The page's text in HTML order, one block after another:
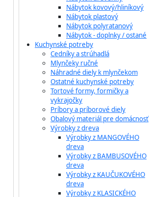
Nábytok kovový/hliníkový
Nábytok plastový
Nábytok polyratanový
Nábytok - doplnky / ostané
Kuchynské potreby
Cedníky a strúhadlá
Mlynčeky ručné
Náhradné diely k mlynčekom
Ostatné kuchynské potreby
Tortové formy, formičky a
vykrajočky
Príbory a príborové diely
Obalový materiál pre domácnosť
Výrobky z dreva
Výrobky z MANGOVÉHO
dreva
Výrobky z BAMBUSOVÉHO
dreva
Výrobky z KAUČUKOVÉHO
dreva
Výrobky z KLASICKÉHO